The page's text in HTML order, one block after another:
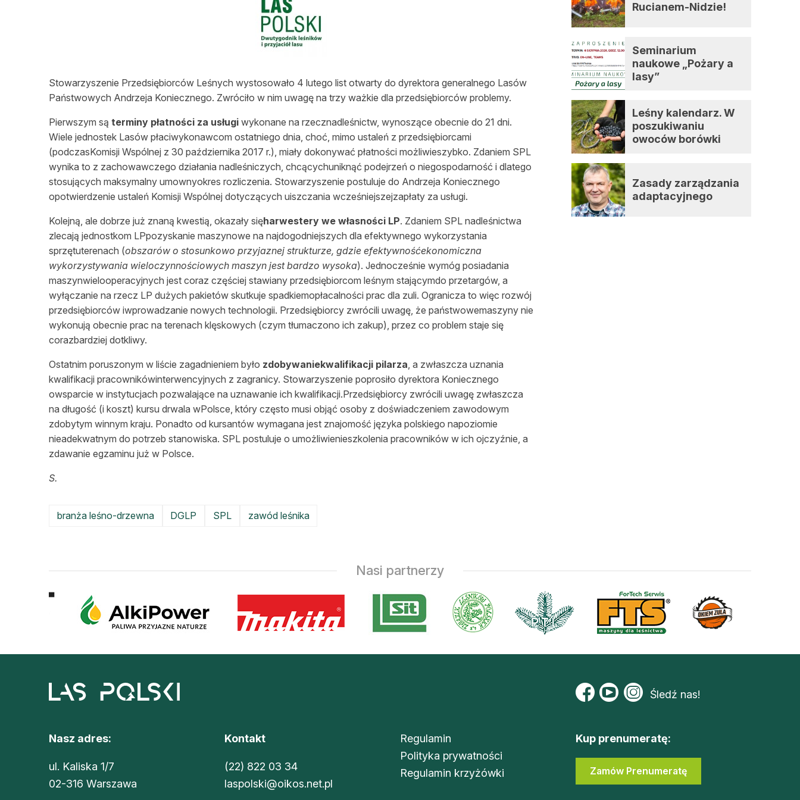
Lasy prywatne
Stowarzyszenie Przedsiębiorców Leśnych wystosowało 4 lutego list otwarty do dyrektora generalnego Lasów
Państwowych Andrzeja Koniecznego. Zwróciło w nim uwagę na trzy ważkie dla przedsiębiorców problemy.
Pierwszym są terminy płatności za usługi wykonane na rzecznadleśnictw, wynoszące obecnie do 21 dni.
Wiele jednostek Lasów płaciwykonawcom ostatniego dnia, choć, mimo ustaleń z przedsiębiorcami
(podczasKomisji Wspólnej z 30 października 2017 r.), miały dokonywać płatności możliwieszybko. Zdaniem SPL
wynika to z zachowawczego działania nadleśniczych, chcącychuniknąć podejrzeń o niegospodarność i dlatego
stosujących maksymalny umownyokres rozliczenia. Stowarzyszenie postuluje do Andrzeja Koniecznego
opotwierdzenie ustaleń Komisji Wspólnej dotyczących uiszczania wcześniejszejzapłaty za usługi.
Kolejną, ale dobrze już znaną kwestią, okazały sięharwestery we własności LP. Zdaniem SPL nadleśnictwa
zlecają jednostkom LPpozyskanie maszynowe na najdogodniejszych dla efektywnego wykorzystania
sprzętuterenach (obszarów o stosunkowo przyjaznej strukturze, gdzie efektywnośćekonomiczna
wykorzystywania wieloczynnościowych maszyn jest bardzo wysoka). Jednocześnie wymóg posiadania
maszynwielooperacyjnych jest coraz częściej stawiany przedsiębiorcom leśnym stającymdo przetargów, a
wyłączanie na rzecz LP dużych pakietów skutkuje spadkiemopłacalności prac dla zuli. Ogranicza to więc rozwój
przedsiębiorców iwprowadzanie nowych technologii. Przedsiębiorcy zwrócili uwagę, że państwowemaszyny nie
wykonują obecnie prac na terenach klęskowych (czym tłumaczono ich zakup), przez co problem staje się
corazbardziej dotkliwy.
Ostatnim poruszonym w liście zagadnieniem było zdobywaniekwalifikacji pilarza, a zwłaszcza uznania
kwalifikacji pracownikówinterwencyjnych z zagranicy. Stowarzyszenie poprosiło dyrektora Koniecznego
owsparcie w instytucjach pozwalające na uznawanie ich kwalifikacji.Przedsiębiorcy zwrócili uwagę zwłaszcza
na długość (i koszt) kursu drwala wPolsce, który często musi objąć osoby z doświadczeniem zawodowym
zdobytym winnym kraju. Ponadto od kursantów wymagana jest znajomość języka polskiego napoziomie
nieadekwatnym do potrzeb stanowiska. SPL postuluje o umożliwienieszkolenia pracowników w ich ojczyźnie, a
zdawanie egzaminu już w Polsce.
S.
branża leśno-drzewna DGLP SPL zawód leśnika
Rucianem-Nidzie!
Seminarium
naukowe „Pożary a
lasy”
Leśny kalendarz. W
poszukiwaniu
owoców borówki
Zasady zarządzania
adaptacyjnego
Nasi partnerzy
Śledź nas!
Nasz adres:
ul. Kaliska 1/7
02-316 Warszawa
Kontakt
(22) 822 03 34
laspolski@oikos.net.pl
Regulamin
Polityka prywatności
Regulamin krzyżówki
Kup prenumeratę:
Zamów Prenumeratę